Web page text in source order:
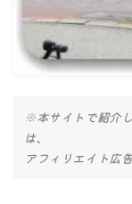
※本サイトで紹介
は、
アフィリエイト広